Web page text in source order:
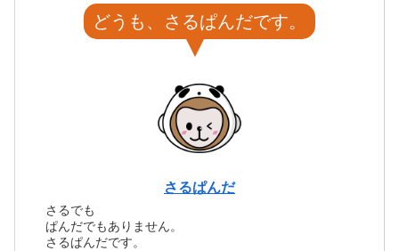
どうも、さるぱんだです。
さるぱんだ
さるでも
ぱんだでもありません。
さるぱんだです。